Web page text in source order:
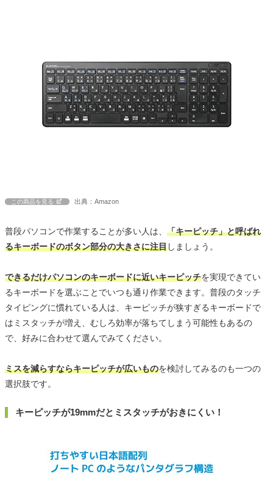
この商品を見る 出典：Amazon
普段パソコンで作業することが多い人は、 「キーピッチ」と呼ばれ
るキーボードのボタン部分の大きさに注目しましょう。
できるだけパソコンのキーボードに近いキーピッチを実現できてい
るキーボードを選ぶことでいつも通り作業できます。普段のタッチ
タイピングに慣れている人は、キーピッチが狭すぎるキーボードで
はミスタッチが増え、むしろ効率が落ちてしまう可能性もあるの
で、好みに合わせて選んでみてください。
ミスを減らすならキーピッチが広いものを検討してみるのも一つの
選択肢です。
キーピッチが19mmだとミスタッチがおきにくい！